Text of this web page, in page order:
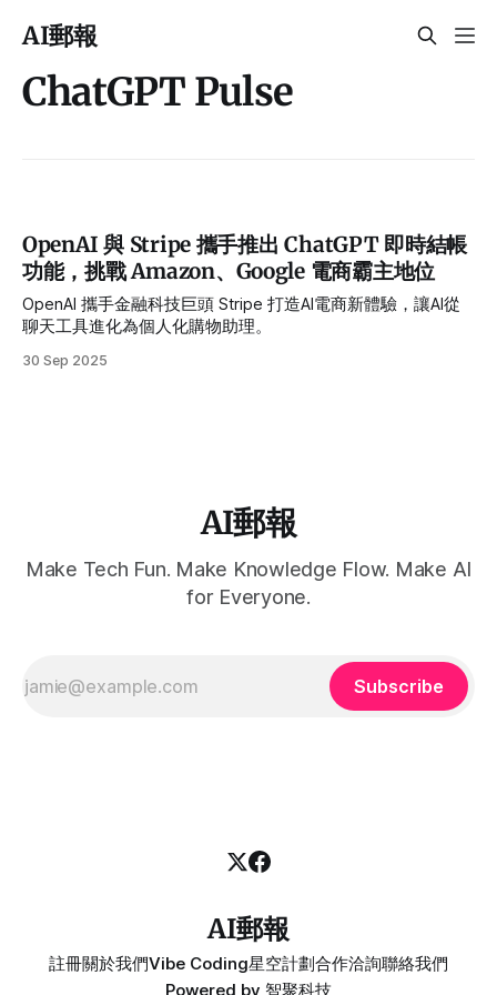
AI郵報
ChatGPT Pulse
OpenAI 與 Stripe 攜手推出 ChatGPT 即時結帳
功能，挑戰 Amazon、Google 電商霸主地位
OpenAI 攜手金融科技巨頭 Stripe 打造AI電商新體驗，讓AI從
聊天工具進化為個人化購物助理。
30 Sep 2025
AI郵報
Make Tech Fun. Make Knowledge Flow. Make AI
for Everyone.
Subscribe
AI郵報
註冊關於我們Vibe Coding星空計劃合作洽詢聯絡我們
Powered by 智聚科技